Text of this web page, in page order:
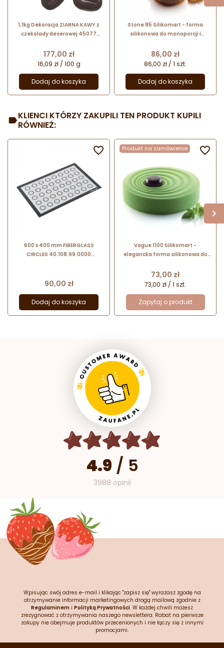
1,1kg Dekoracja ZIARNA KAWY z
czekolady deserowej 45077
Cena
177,00 zł
16,09 zł / 100 g
Dodaj do koszyka
Stone 85 Silikomart - forma
silikonowa do monoporcji i
poj. 85 ml x 8 porcji
Cena
86,00 zł
86,00 zł / 1 szt.
Dodaj do koszyka
KLIENCI KTÓRZY ZAKUPILI TEN PRODUKT KUPILI
RÓWNIEŻ:
600 x 400 mm FIBERGLASS
CIRCLES 40.108.99.0000
Cena
90,00 zł
Dodaj do koszyka
 Produkt na zamówienie
Vague 1100 Silikomart -
elegancka forma silikonowa do
mm / poj. 1100 ml
Cena
73,00 zł
73,00 zł / 1 szt.
Zapytaj o produkt

4.9 / 5
3988 opinii
Wpisując swój adres e-mail i klikając "zapisz się" wyrażasz zgodę na
otrzymywanie informacji marketingowych drogą mailową zgodnie z
Regulaminem i Polityką Prywatności. W każdej chwili możesz
zrezygnować z otrzymywania naszego newslettera. Rabat na pierwsze
zakupy nie obejmuje produktów przecenionych i nie łączy się z innymi
promocjami.